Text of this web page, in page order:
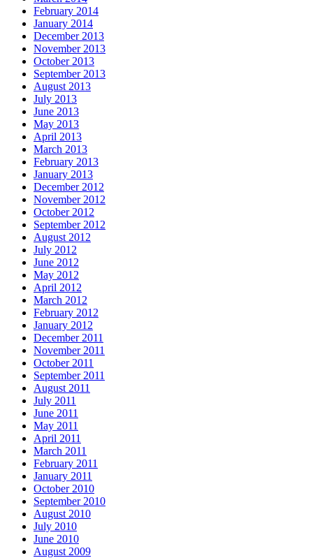
February 2014
January 2014
December 2013
November 2013
October 2013
September 2013
August 2013
July 2013
June 2013
May 2013
April 2013
March 2013
February 2013
January 2013
December 2012
November 2012
October 2012
September 2012
August 2012
July 2012
June 2012
May 2012
April 2012
March 2012
February 2012
January 2012
December 2011
November 2011
October 2011
September 2011
August 2011
July 2011
June 2011
May 2011
April 2011
March 2011
February 2011
January 2011
October 2010
September 2010
August 2010
July 2010
June 2010
August 2009